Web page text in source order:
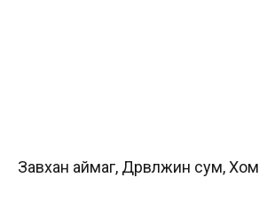
Завхан аймаг, Дөрвөлжин сум,